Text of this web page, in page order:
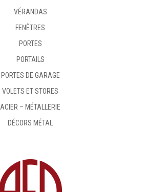
VÉRANDAS
FENÊTRES
PORTES
PORTAILS
PORTES DE GARAGE
VOLETS ET STORES
ACIER – MÉTALLERIE
DÉCORS MÉTAL